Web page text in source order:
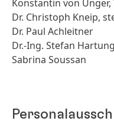
Konstantin von
Dr. Christoph Kneip,
Dr. Paul Achleitner
Dr.-Ing. Stefan Hartung
Sabrina Soussan